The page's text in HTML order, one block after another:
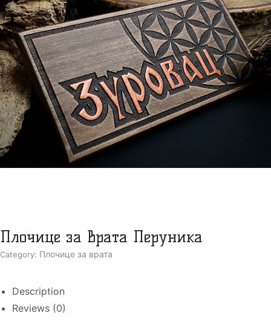
Плочице за врата Перуника
Category: Плочице за врата
Description
Reviews (0)